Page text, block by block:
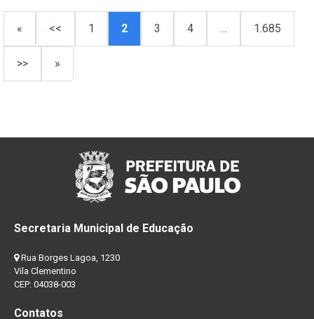
« << 1 2 3 4 … 1.685
>> »
Secretaria Municipal de Educação
Rua Borges Lagoa, 1230
Vila Clementino
CEP: 04038-003
Contatos